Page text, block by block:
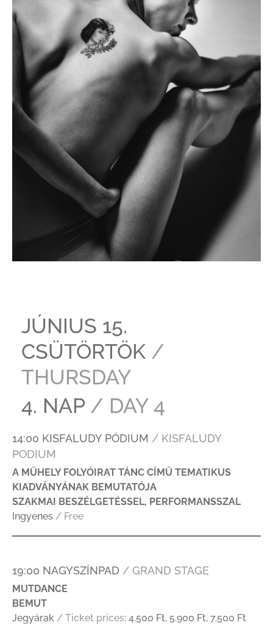
JÚNIUS 15.
CSÜTÖRTÖK /
THURSDAY
4. NAP / DAY 4
14:00 KISFALUDY PÓDIUM / KISFALUDY
PODIUM
A MŰHELY FOLYÓIRAT TÁNC CÍMŰ TEMATIKUS
KIADVÁNYÁNAK BEMUTATÓJA
SZAKMAI BESZÉLGETÉSSEL, PERFORMANSSZAL
Ingyenes / Free
19:00 NAGYSZÍNPAD / GRAND STAGE
MUTDANCE
BEMUT
Jegyárak / Ticket prices: 4.500 Ft, 5.900 Ft, 7.500 Ft